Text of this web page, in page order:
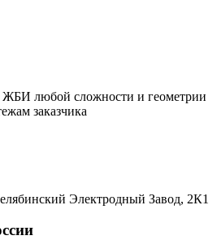
ЖБИ любой сложности и геометрии
заказчика
Электродный Завод, 2К1